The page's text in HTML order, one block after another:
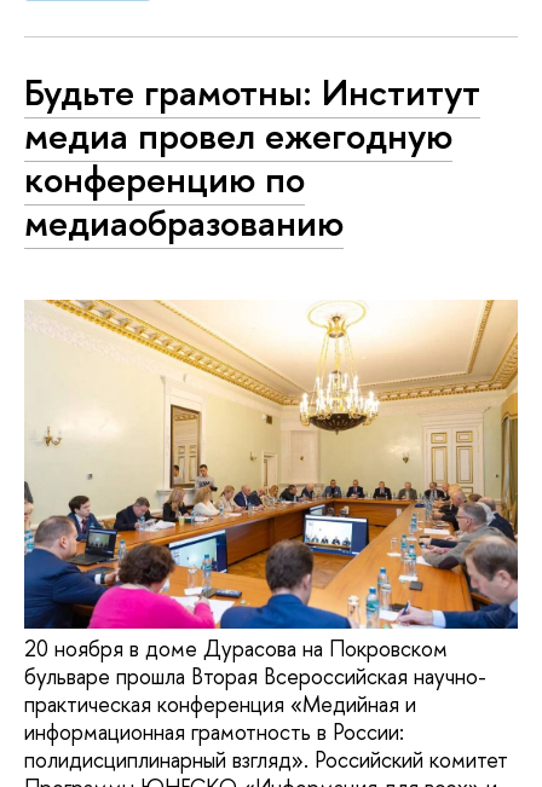
Будьте грамотны: Институт
медиа провел ежегодную
конференцию по
медиаобразованию
20 ноября в доме Дурасова на Покровском
бульваре прошла Вторая Всероссийская научно-
практическая конференция «Медийная и
информационная грамотность в России:
полидисциплинарный взгляд». Российский комитет